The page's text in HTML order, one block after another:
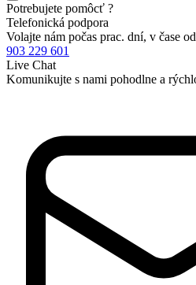
Potrebujete pomôcť ?
Telefonická podpora
Volajte nám počas prac. dní, v čase
903 229 601
Live Chat
Komunikujte s nami pohodlne a